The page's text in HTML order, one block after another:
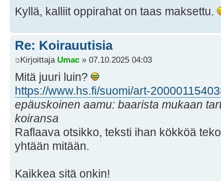
Kyllä, kalliit oppirahat on taas maksettu.
Re: Koirauutisia
Kirjoittaja Umac » 07.10.2025 04:03
Mitä juuri luin?
https://www.hs.fi/suomi/art-
epä­uskoinen aamu: baarista mukaan
koiransa
Raflaava otsikko, teksti ihan kökköä
yhtään mitään.
Kaikkea sitä onkin!